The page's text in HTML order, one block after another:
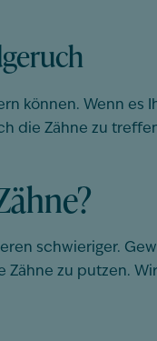
können. Wenn es
die Zähne zu
schwieriger.
zu putzen.